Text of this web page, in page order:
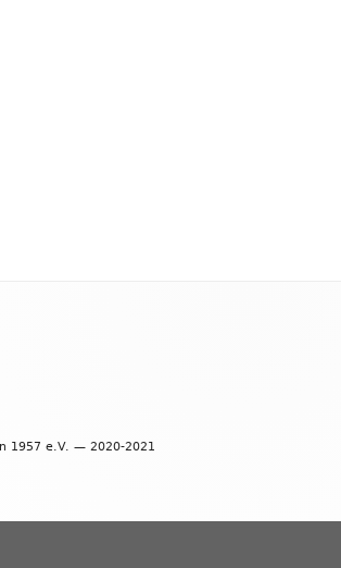
1957 e.V. — 2020-2021